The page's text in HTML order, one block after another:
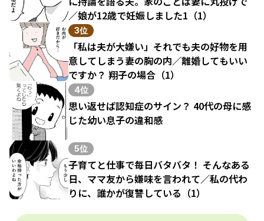
／娘が12歳で妊娠しました1（1）
3位
「私は夫が大嫌い」それでも夫の好物を用
意してしまう妻の胸の内／離婚してもいい
ですか？ 翔子の場合（1）
4位
思い返せば認知症のサイン？ 40代の母に感
じた幼い息子の違和感
5位
子育てと仕事で毎日バタバタ！ そんなある
日、ママ友から嫌味を言われて／私の代わ
りに、誰かが復讐している（1）